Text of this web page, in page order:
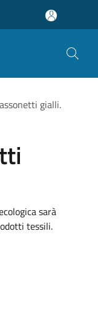
gialli.
sarà
tessili.